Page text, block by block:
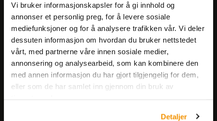
Vi bruker informasjonskapsler for å gi innhold og
annonser et personlig preg, for å levere sosiale
mediefunksjoner og for å analysere trafikken vår. Vi deler
dessuten informasjon om hvordan du bruker nettstedet
vårt, med partnerne våre innen sosiale medier,
annonsering og analysearbeid, som kan kombinere den
med annen informasjon du har gjort tilgjengelig for dem,
eller som de har samlet inn gjennom din bruk av
Detaljer
arrangementer og kampanjer.
Meld på nyhetsbrev